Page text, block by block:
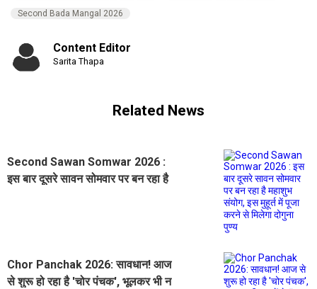
Second Bada Mangal 2026
Content Editor
Sarita Thapa
Related News
Second Sawan Somwar 2026 :
इस बार दूसरे सावन सोमवार पर बन रहा है
Chor Panchak 2026: सावधान! आज
से शुरू हो रहा है 'चोर पंचक', भूलकर भी न